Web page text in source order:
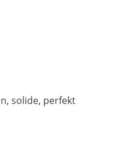
solide, perfekt